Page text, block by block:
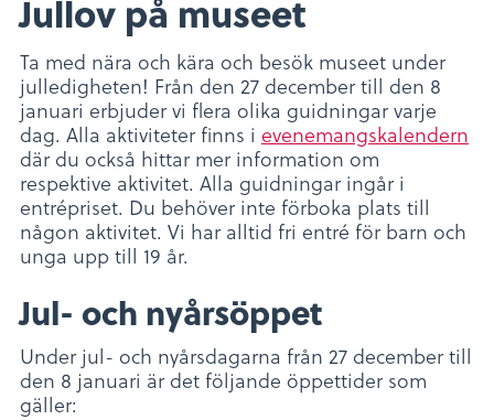
Jullov på museet
Ta med nära och kära och besök museet under
julledigheten! Från den 27 december till den 8
januari erbjuder vi flera olika guidningar varje
dag. Alla aktiviteter finns i evenemangskalendern
där du också hittar mer information om
respektive aktivitet. Alla guidningar ingår i
entrépriset. Du behöver inte förboka plats till
någon aktivitet. Vi har alltid fri entré för barn och
unga upp till 19 år.
Jul- och nyårsöppet
Under jul- och nyårsdagarna från 27 december till
den 8 januari är det följande öppettider som
gäller: